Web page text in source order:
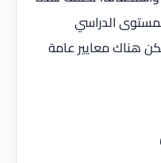
الدراسي
هناك معايير عامة